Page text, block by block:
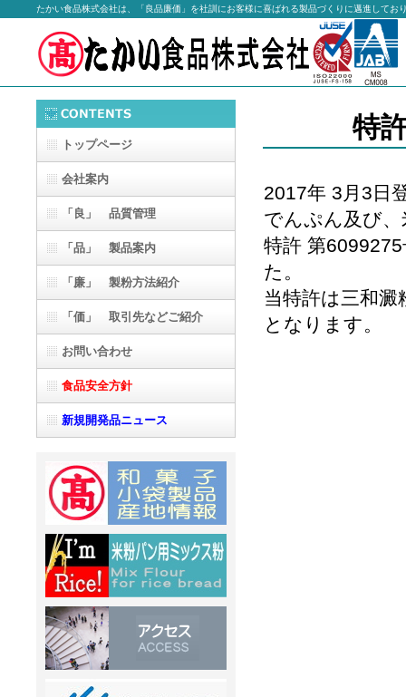
たかい食品株式会社は、「良品廉価」を社訓にお客様に喜ばれる製品づくりに邁進してお
特
2017年 3月3日
でんぷん及び
特許 第
た。
当特許は三和
となります。
トップページ
会社案内
「良」 品質管理
「品」 製品案内
「廉」 製粉方法紹介
「価」 取引先などご紹介
お問い合わせ
食品安全方針
新規開発品ニュース